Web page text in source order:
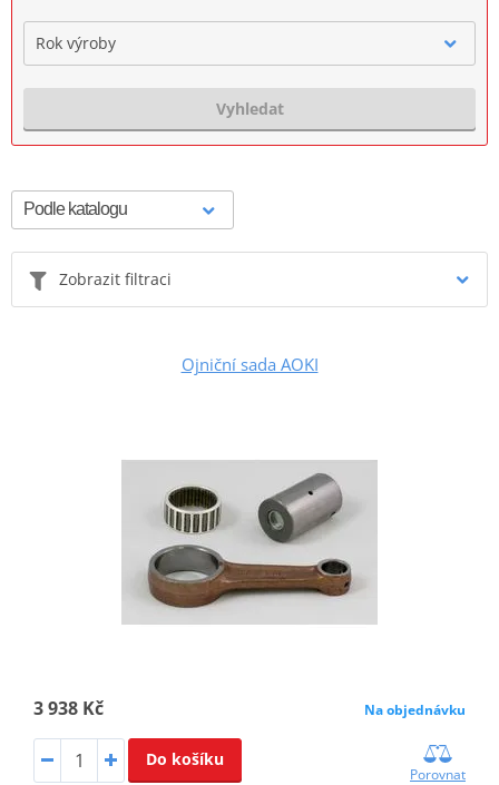
Rok výroby
Vyhledat
Zobrazit filtraci
Ojniční sada AOKI
3 938 Kč Na objednávku
Do košíku
Porovnat